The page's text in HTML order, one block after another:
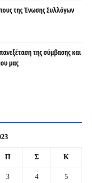
της Ένωσης Συλλόγων
της σύμβασης και
μας
Π Σ Κ
3 4 5